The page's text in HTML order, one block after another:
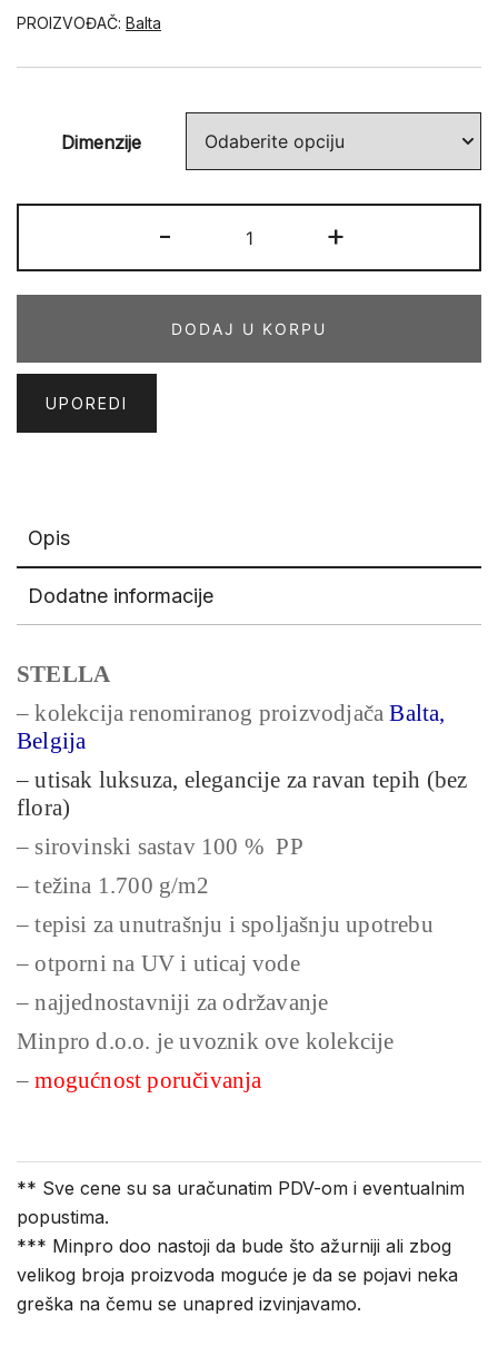
PROIZVOĐAČ: Balta
Dimenzije
-
19072-
062
+
DODAJ U KORPU
UPOREDI
Opis
Dodatne informacije
STELLA
– kolekcija renomiranog proizvodjačaBalta,
Belgija
– utisak luksuza, elegancije za ravan tepih (bez
flora)
– sirovinski sastav 100 % PP
– težina 1.700 g/m2
– tepisi za unutrašnju i spoljašnju upotrebu
– otporni na UV i uticaj vode
– najjednostavniji za održavanje
Minpro d.o.o. je uvoznik ove kolekcije
–mogućnost poručivanja
** Sve cene su sa uračunatim PDV-om i eventualnim
popustima.
*** Minpro doo nastoji da bude što ažurniji ali zbog
velikog broja proizvoda moguće je da se pojavi neka
greška na čemu se unapred izvinjavamo.